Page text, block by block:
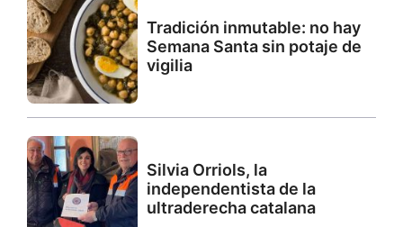
Tradición inmutable: no hay
Semana Santa sin potaje de
vigilia
Silvia Orriols, la
independentista de la
ultraderecha catalana